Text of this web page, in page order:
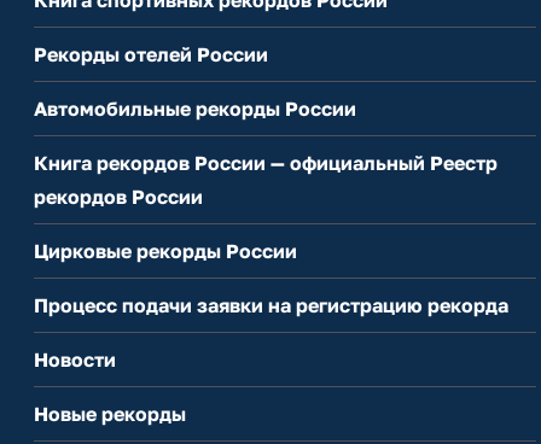
Рекорды отелей России
Автомобильные рекорды России
Книга рекордов России — официальный Реестр
рекордов России
Цирковые рекорды России
Процесс подачи заявки на регистрацию рекорда
Новости
Новые рекорды